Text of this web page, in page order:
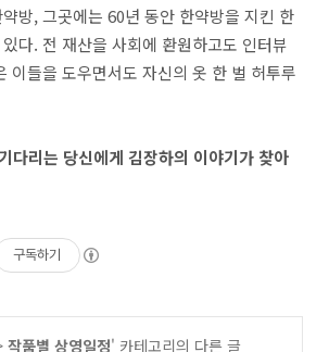
방, 그곳에는 60년 동안 한약방을 지킨 한
다. 전 재산을 사회에 환원하고도 인터뷰
이들을 도우면서도 자신의 옷 한 벌 허투루
다리는 당신에게 김장하의 이야기가 찾아
구독하기
작품별 상영일정' 카테고리의 다른 글